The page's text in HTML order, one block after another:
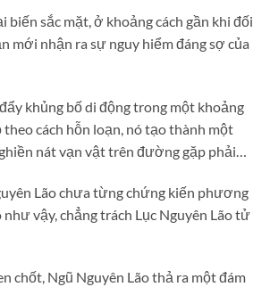
biến sắc mặt, ở khoảng cách gần khi đối
mới nhận ra sự nguy hiểm đáng sợ của
khủng bố di động trong một khoảng
theo cách hỗn loạn, nó tạo thành một
nát vạn vật trên đường gặp phải…
Lão chưa từng chứng kiến phương
vậy, chẳng trách Lục Nguyên Lão tử
chốt, Ngũ Nguyên Lão thả ra một đám